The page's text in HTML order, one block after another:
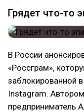
Грядет что-то
В России
«Россграм»,
заблокированной
Instagram.
предприниматель